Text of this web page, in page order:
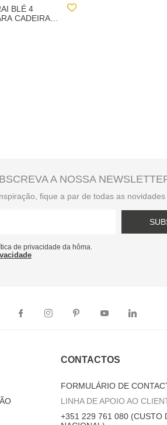
4
CADEIRA
A NOSSA
fique a par de todas as novidades
de privacidade da hôma.
CONTACTOS
FORMULÁRIO DE
LINHA DE APOIO AO
+351 229 761 080 (CUSTO